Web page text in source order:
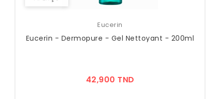
Eucerin
Eucerin - Dermopure - Gel Nettoyant - 200ml
42,900 TND